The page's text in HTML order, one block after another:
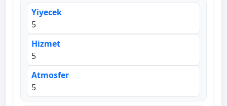
Yiyecek
5
Hizmet
5
Atmosfer
5